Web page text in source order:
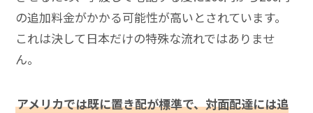
の追加料金がかかる可能性が高いとされています。
これは決して日本だけの特殊な流れではありませ
ん。
アメリカでは既に置き配が標準で、対面配達には追